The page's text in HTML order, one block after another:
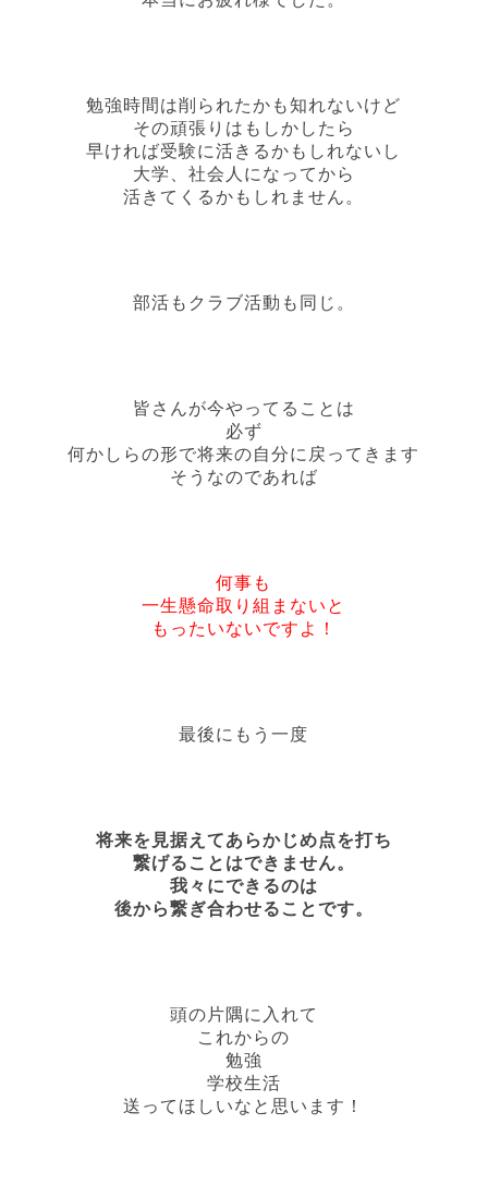
勉強時間は削られたかも知れないけど
その頑張りはもしかしたら
早ければ受験に活きるかもしれないし
大学、社会人になってから
活きてくるかもしれません。
部活もクラブ活動も同じ。
皆さんが今やってることは
必ず
何かしらの形で将来の自分に戻ってきます
そうなのであれば
何事も
一生懸命取り組まないと
もったいないですよ！
最後にもう一度
将来を見据えてあらかじめ点を打ち
繋げることはできません。
我々にできるのは
後から繋ぎ合わせることです。
頭の片隅に入れて
これからの
勉強
学校生活
送ってほしいなと思います！